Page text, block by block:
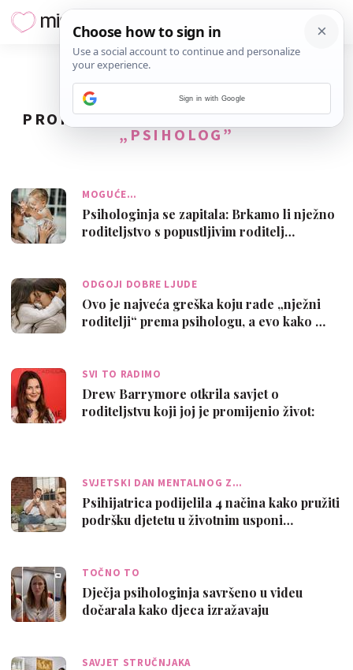
PRONAĐENO56REZULTATA ZA TAG
„PSIHOLOG”
MOGUĆE…
Psihologinja se zapitala: Brkamo li nježno
roditeljstvo s popustljivim roditelj…
ODGOJI DOBRE LJUDE
Ovo je najveća greška koju rade „nježni
roditelji“ prema psihologu, a evo kako …
SVI TO RADIMO
Drew Barrymore otkrila savjet o
roditeljstvu koji joj je promijenio život:
SVJETSKI DAN MENTALNOG Z…
Psihijatrica podijelila 4 načina kako pružiti
podršku djetetu u životnim usponi…
TOČNO TO
Dječja psihologinja savršeno u videu
dočarala kako djeca izražavaju
SAVJET STRUČNJAKA
Sign in with Google